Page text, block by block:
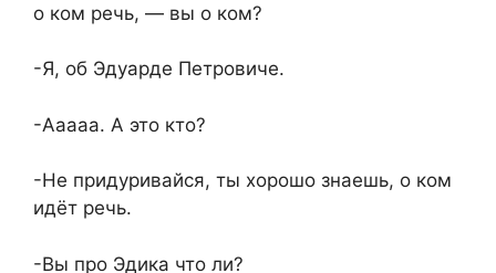
о ком речь, — вы о ком?
-Я, об Эдуарде Петровиче.
-Ааааа. А это кто?
-Не придуривайся, ты хорошо знаешь, о ком
идёт речь.
-Вы про Эдика что ли?